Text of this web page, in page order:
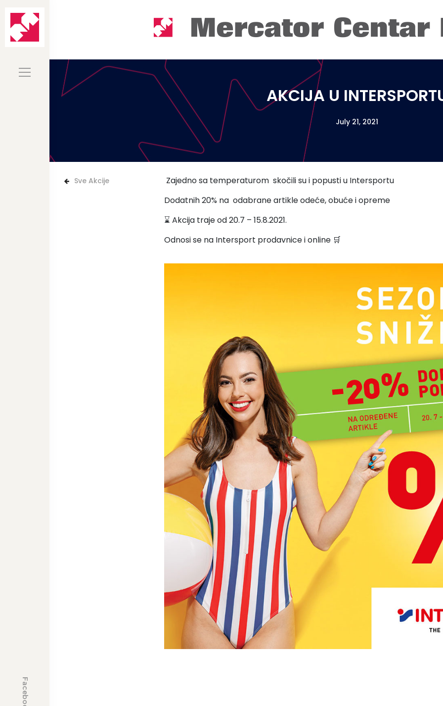
Facebook
AKCIJA U
July 21, 2021
Sve Akcije
Zajedno sa temperaturom skočili su i popusti u Intersportu
Dodatnih 20% na odabrane artikle odeće, obuće i opreme
⌛️ Akcija traje od 20.7 – 15.8.2021.
Odnosi se na Intersport prodavnice i online 🛒